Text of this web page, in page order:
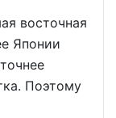
восточная
Японии
Поэтому